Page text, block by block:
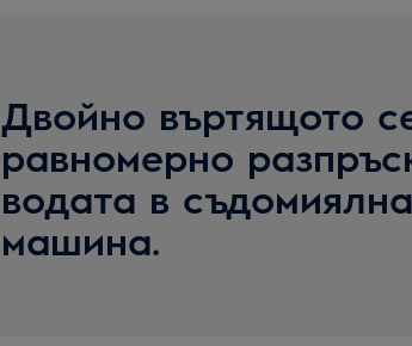
Двойно въртящото
равномерно
водата в
машина.